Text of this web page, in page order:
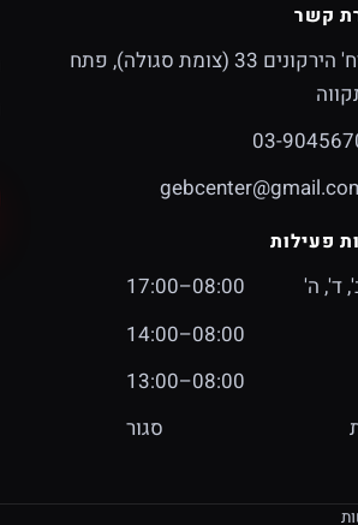
קשר
רח' הירקונים 33 (צומת סגולה), פתח
03-
פעילות
ד', ה'
08:00–17:00
08:00–14:00
08:00–13:00
סגור